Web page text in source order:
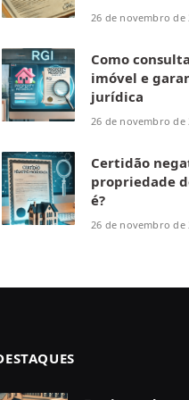
26 de novembro de
Como
imóvel e
jurídica
26 de novembro de
Certidão
propriedade
é?
26 de novembro de